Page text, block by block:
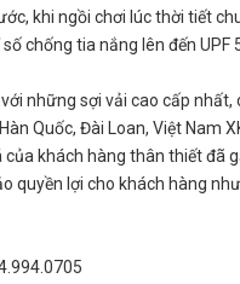
khi ngồi chơi lúc thời tiết
chống tia nắng lên đến
những sợi vải cao cấp
Quốc, Đài Loan, Việt Nam
khách hàng thân thiết đã
quyền lợi cho khách hàng